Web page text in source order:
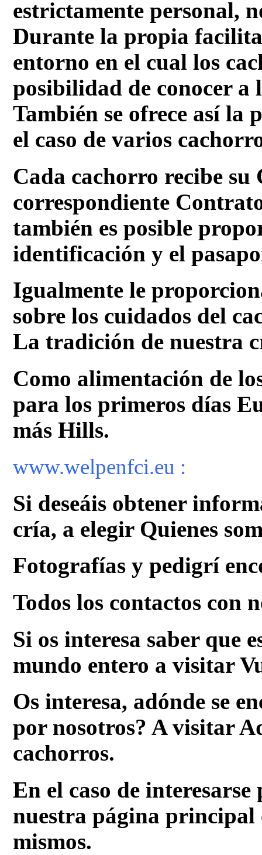
estrictamente personal,
Durante la propia
entorno en el cual los
posibilidad de conocer a
También se ofrece así la
el caso de varios
Cada cachorro recibe
correspondiente
también es posible
identificación y el
Igualmente le
sobre los cuidados del
La tradición de nuestra
Como alimentación de
para los primeros días
más Hills.
www.welpenfci.eu :
Si deseáis obtener
cría, a elegir Quienes
Fotografías y pedigrí
Todos los contactos con
Si os interesa saber que
mundo entero a visitar
Os interesa, adónde se
por nosotros? A visitar
cachorros.
En el caso de
nuestra página principal
mismos.